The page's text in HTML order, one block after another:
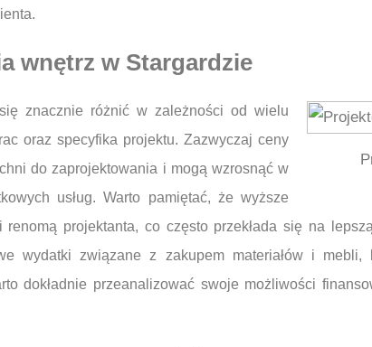
wnętrz w Stargardzie
znacznie różnić w zależności od wielu
oraz specyfika projektu. Zazwyczaj ceny
do zaprojektowania i mogą wzrosnąć w
usług. Warto pamiętać, że wyższe
projektanta, co często przekłada się na
wydatki związane z zakupem materiałów i
dokładnie przeanalizować swoje możliwości